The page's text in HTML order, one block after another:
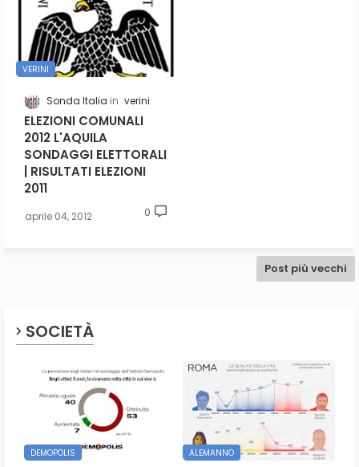
VERINI
Sonda Italia verini
ELEZIONI COMUNALI
2012 L'AQUILA
SONDAGGI ELETTORALI
| RISULTATI ELEZIONI
2011
aprile 04, 2012 0
Post più vecchi
SOCIETÀ
DEMOPOLIS ALEMANNO